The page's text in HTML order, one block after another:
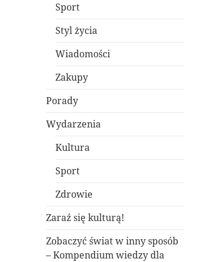
Sport
Styl życia
Wiadomości
Zakupy
Porady
Wydarzenia
Kultura
Sport
Zdrowie
Zaraź się kulturą!
Zobaczyć świat w inny sposób
– Kompendium wiedzy dla